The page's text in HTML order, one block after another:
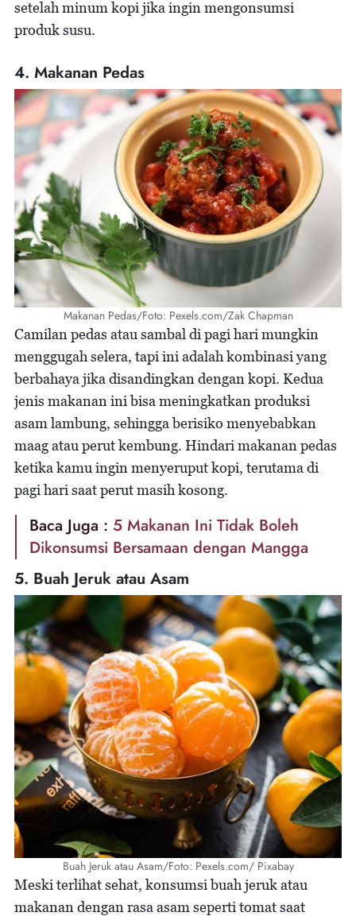
setelah minum kopi jika ingin mengonsumsi
produk susu.
4. Makanan Pedas
Makanan Pedas/Foto: Pexels.com/Zak Chapman
Camilan pedas atau sambal di pagi hari mungkin
menggugah selera, tapi ini adalah kombinasi yang
berbahaya jika disandingkan dengan kopi. Kedua
jenis makanan ini bisa meningkatkan produksi
asam lambung, sehingga berisiko menyebabkan
maag atau perut kembung. Hindari makanan pedas
ketika kamu ingin menyeruput kopi, terutama di
pagi hari saat perut masih kosong.
Baca Juga : 5 Makanan Ini Tidak Boleh
Dikonsumsi Bersamaan dengan Mangga
5. Buah Jeruk atau Asam
Buah Jeruk atau Asam/Foto: Pexels.com/ Pixabay
Meski terlihat sehat, konsumsi buah jeruk atau
makanan dengan rasa asam seperti tomat saat